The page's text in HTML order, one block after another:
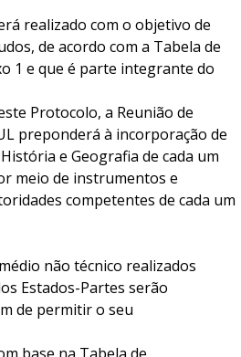
realizado com o objetivo de
de acordo com a Tabela de
1 e que é parte integrante do
Protocolo, a Reunião de
preponderá à incorporação de
e Geografia de cada um
meio de instrumentos e
competentes de cada um
não técnico realizados
Estados-Partes serão
de permitir o seu